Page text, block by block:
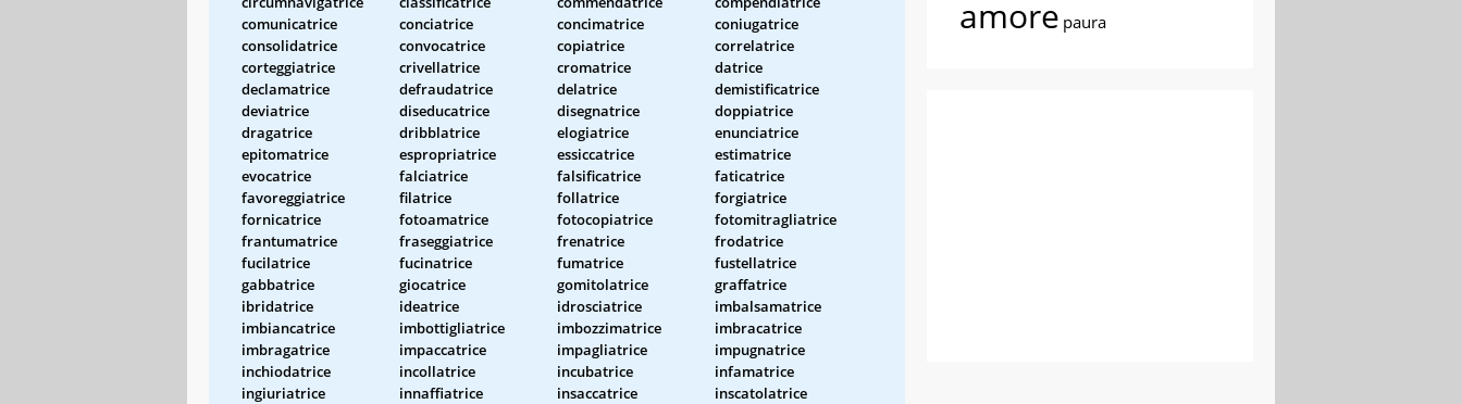
comunicatrice
conciatrice concimatrice
coniugatrice
consolidatrice
convocatrice copiatrice
correlatrice
corteggiatrice
crivellatrice cromatrice
datrice
declamatrice
defraudatrice delatrice
demistificatrice
deviatrice
diseducatrice disegnatrice
doppiatrice
dragatrice
dribblatrice elogiatrice
enunciatrice
epitomatrice
espropriatrice essiccatrice
estimatrice
evocatrice
falciatrice falsificatrice
faticatrice
favoreggiatrice
filatrice follatrice
forgiatrice
fornicatrice
fotoamatrice fotocopiatrice
fotomitragliatrice
frantumatrice
fraseggiatrice frenatrice
frodatrice
fucilatrice
fucinatrice fumatrice
fustellatrice
gabbatrice
giocatrice gomitolatrice
graffatrice
ibridatrice
ideatrice idrosciatrice
imbalsamatrice
imbiancatrice
imbottigliatrice imbozzimatrice
imbracatrice
imbragatrice
impaccatrice impagliatrice
impugnatrice
inchiodatrice
incollatrice incubatrice
infamatrice
ingiuriatrice
innaffiatrice insaccatrice
inscatolatrice
amore paura